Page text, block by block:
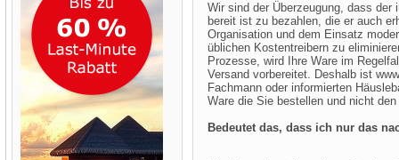
Wir sind der Überzeugung, dass der
bereit ist zu bezahlen, die er auch
Organisation und dem Einsatz
üblichen Kostentreibern zu
Prozesse, wird Ihre Ware im
Versand vorbereitet. Deshalb ist
Fachmann oder informierten
Ware die Sie bestellen und nicht
Bedeutet das, dass ich nur das